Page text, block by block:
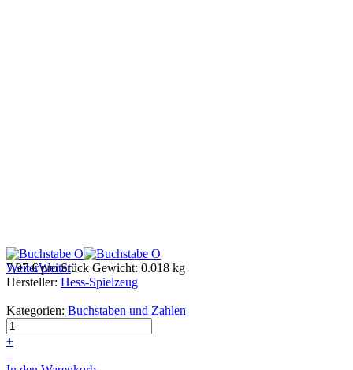
WeiterWeiter
7,97 € pro Stück Gewicht: 0.018 kg
Hersteller: Hess-Spielzeug
Kategorien: Buchstaben und Zahlen
+
–